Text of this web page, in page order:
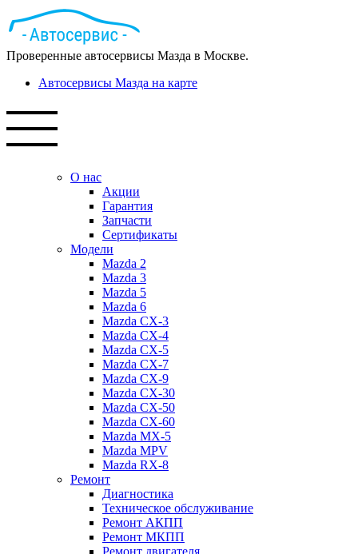
Проверенные автосервисы Мазда в Москве.
Автосервисы Мазда на карте
О нас
Акции
Гарантия
Запчасти
Сертификаты
Модели
Mazda 2
Mazda 3
Mazda 5
Mazda 6
Mazda СХ-3
Mazda СХ-4
Mazda СХ-5
Mazda CX-7
Mazda CX-9
Mazda CX-30
Mazda СХ-50
Mazda СХ-60
Mazda MX-5
Mazda MPV
Mazda RX-8
Ремонт
Диагностика
Техническое обслуживание
Ремонт АКПП
Ремонт МКПП
Ремонт двигателя